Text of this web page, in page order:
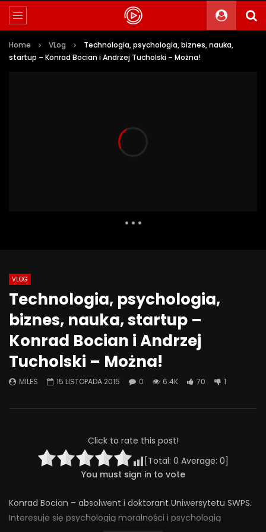
Home VLog
Technologia, psychologia, biznes, nauka,
startup – Konrad Bocian i Andrzej Tucholski – Można!
Znaczenie obecności i
zaangażowania ojca w rozwój
psychoseksualny dorastającego
dziecka
27 CZERWCA 2025
0
242 7
Co możemy zrobić,
była miejscem
rozmowa o
4 CZERWCA 2025
VLOG
Technologia, psychologia,
biznes, nauka, startup –
Konrad Bocian i Andrzej
Tucholski – Można!
MILES 15 LISTOPADA 2015 0 6.4K 70 1
Click to rate this post!
[Total: 0 Average: 0]
You must sign in to vote
Konrad Bocian – absolwent i doktorant Uniwersytetu SWPS.
Interesuje się psychologią moralności i psychologią